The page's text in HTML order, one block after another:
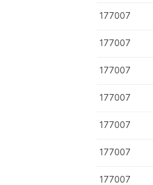
177007
177007
177007
177007
177007
177007
177007